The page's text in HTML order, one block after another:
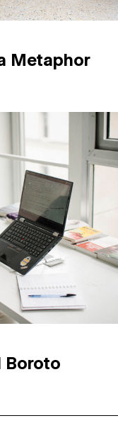
Metaphor
Boroto